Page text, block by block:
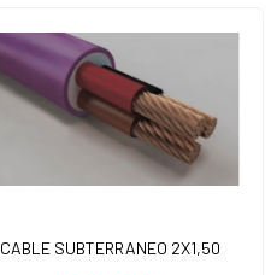
CABLE SUBTERRANEO 2X1,50